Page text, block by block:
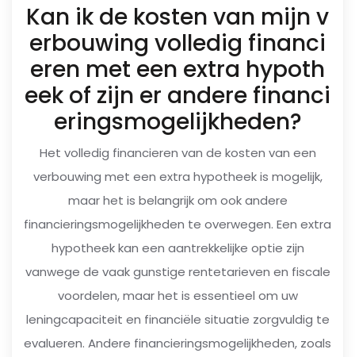
Kan ik de kosten van mijn v
erbouwing volledig financi
eren met een extra hypoth
eek of zijn er andere financi
eringsmogelijkheden?
Het volledig financieren van de kosten van een
verbouwing met een extra hypotheek is mogelijk,
maar het is belangrijk om ook andere
financieringsmogelijkheden te overwegen. Een extra
hypotheek kan een aantrekkelijke optie zijn
vanwege de vaak gunstige rentetarieven en fiscale
voordelen, maar het is essentieel om uw
leningcapaciteit en financiële situatie zorgvuldig te
evalueren. Andere financieringsmogelijkheden, zoals